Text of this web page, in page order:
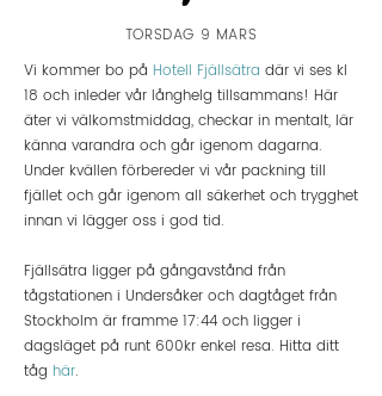
TORSDAG 9 MARS
Vi kommer bo på Hotell Fjällsätra där vi ses kl
18 och inleder vår långhelg tillsammans! Här
äter vi välkomstmiddag, checkar in mentalt, lär
känna varandra och går igenom dagarna.
Under kvällen förbereder vi vår packning till
fjället och går igenom all säkerhet och trygghet
innan vi lägger oss i god tid.
Fjällsätra ligger på gångavstånd från
tågstationen i Undersåker och dagtåget från
Stockholm är framme 17:44 och ligger i
dagsläget på runt 600kr enkel resa. Hitta ditt
tåg här.